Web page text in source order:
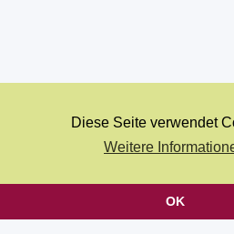
Diese Seite verwendet
Weitere
OK